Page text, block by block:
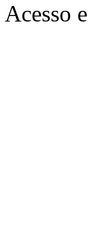
Acesso